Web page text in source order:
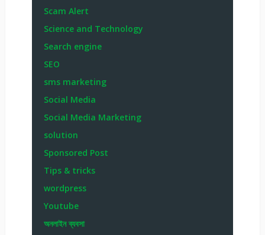
Scam Alert
Science and Technology
Search engine
SEO
sms marketing
Social Media
Social Media Marketing
solution
Sponsored Post
Tips & tricks
wordpress
Youtube
অনলাইন ব্যবসা